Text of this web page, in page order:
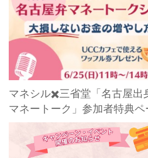
マネシル✖️三省堂「名古屋出
マネートーク」参加者特典ペ